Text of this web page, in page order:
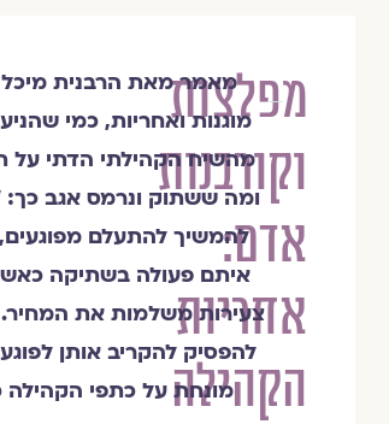
מפלצות
וקורבנות
אדם:
אחריות
הקהילה
הרבנית
מיכל
נגן
מאמר מאת הרבנית מיכל
מוגנות ואחריות, כמי
מהשיח הקהילתי הדתי על
ומה ששתוק ונרמס אגב כך:
להמשיך להתעלם
איתם פעולה בשתיקה
צעירות משלמות את
להפסיק להקריב אותן
מונחת על כתפי הקהילה